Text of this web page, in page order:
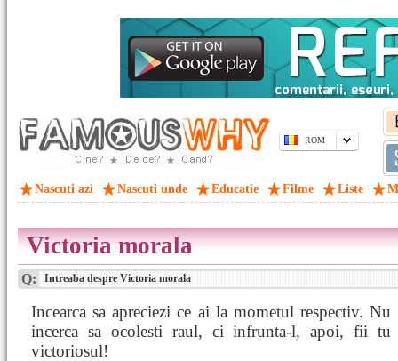
ROM
Nascuti azi Nascuti unde Educatie Filme Liste
Victoria morala
Q: Intreaba despre Victoria morala
Incearca sa apreciezi ce ai la mometul respectiv. Nu
incerca sa ocolesti raul, ci infrunta-l, apoi, fii tu
victoriosul!